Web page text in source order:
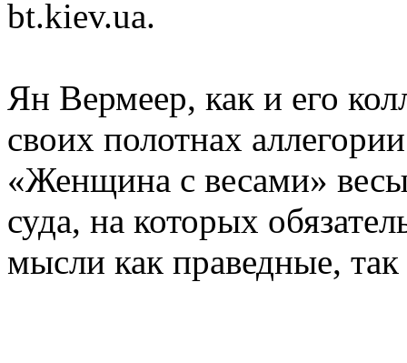
bt.kiev.ua.
Ян Вермеер, как и его
своих полотнах
«Женщина с весами»
суда, на которых
мысли как праведные,